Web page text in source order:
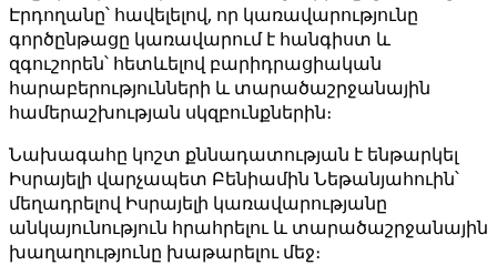
Էրդողանը՝ հավելելով, որ կառավարությունը
գործընթացը կառավարում է հանգիստ և
զգուշորեն՝ հետևելով բարիդրացիական
հարաբերությունների և տարածաշրջանային
համերաշխության սկզբունքներին։
Նախագահը կոշտ քննադատության է ենթարկել
Իսրայելի վարչապետ Բենիամին Նեթանյահուին՝
մեղադրելով Իսրայելի կառավարությանը
անկայունություն հրահրելու և տարածաշրջանային
խաղաղությունը խաթարելու մեջ։